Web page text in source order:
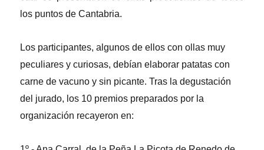
los puntos de Cantabria.
Los participantes, algunos de ellos con ollas muy
peculiares y curiosas, debían elaborar patatas con
carne de vacuno y sin picante. Tras la degustación
del jurado, los 10 premios preparados por la
organización recayeron en: